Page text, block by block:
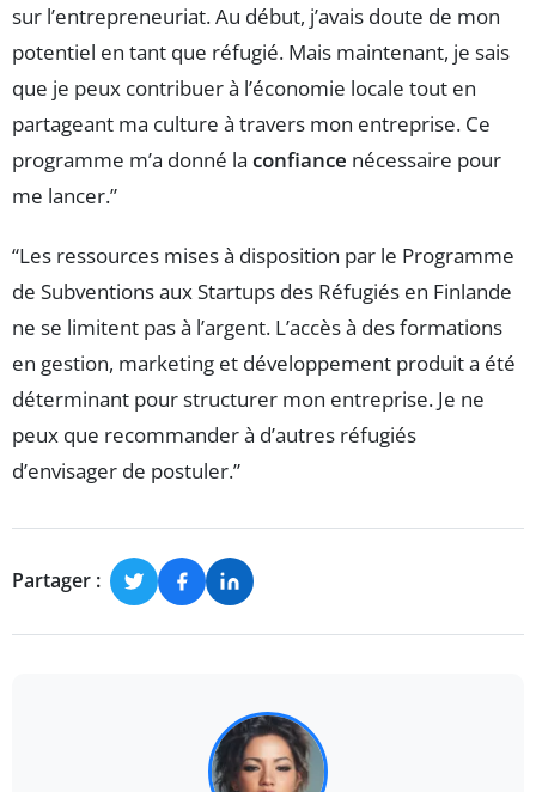
sur l’entrepreneuriat. Au début, j’avais doute de mon
potentiel en tant que réfugié. Mais maintenant, je sais
que je peux contribuer à l’économie locale tout en
partageant ma culture à travers mon entreprise. Ce
programme m’a donné la confiance nécessaire pour
me lancer.”
“Les ressources mises à disposition par le Programme
de Subventions aux Startups des Réfugiés en Finlande
ne se limitent pas à l’argent. L’accès à des formations
en gestion, marketing et développement produit a été
déterminant pour structurer mon entreprise. Je ne
peux que recommander à d’autres réfugiés
d’envisager de postuler.”
Partager :